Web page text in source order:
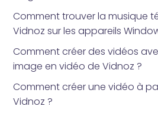
Comment trouver la musique
Vidnoz sur les appareils
Comment créer des vidéos
image en vidéo de Vidnoz ?
Comment créer une vidéo à
Vidnoz ?